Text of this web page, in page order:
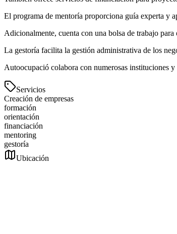
El programa de mentoría proporciona guía experta y
Adicionalmente, cuenta con una bolsa de trabajo
La gestoría facilita la gestión administrativa de los
Autoocupació colabora con numerosas instituciones
Servicios
Creación de empresas
formación
orientación
financiación
mentoring
gestoría
Ubicación